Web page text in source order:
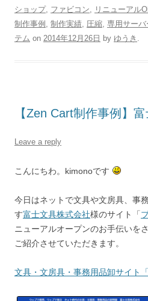
ショップ, ファビコン, リニューアル
制作事例 , 制作実績, 圧縮, 専用サーバ
テム on 2014年12月26日 by ゆうき .
【Zen Cart制作事例】
Leave a reply
こんにちわ。kimonoです
今日はネットで文具や文房具、事
す富士文具株式会社様のサイト「
ニューアルオープンのお手伝いを
ご紹介させていただきます。
文具・文房具・事務用品卸サイト